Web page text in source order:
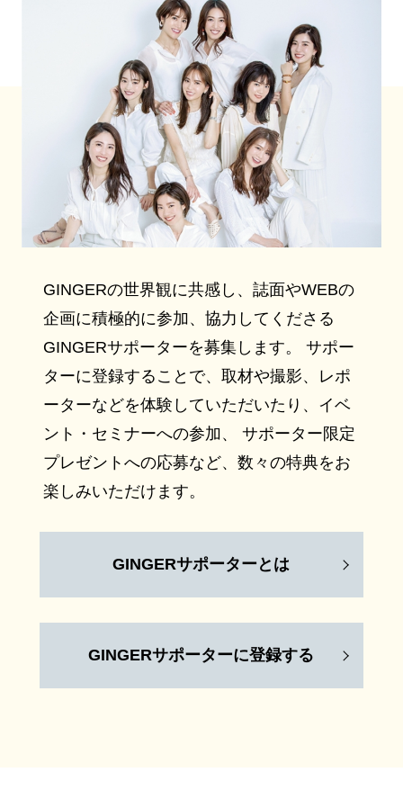
GINGERの世界観に共感し、誌面やWEBの
企画に積極的に参加、協力してくださる
GINGERサポーターを募集します。 サポー
ターに登録することで、取材や撮影、レポ
ーターなどを体験していただいたり、イベ
ント・セミナーへの参加、 サポーター限定
プレゼントへの応募など、数々の特典をお
楽しみいただけます。
GINGERサポーターとは
GINGERサポーターに登録する